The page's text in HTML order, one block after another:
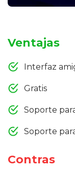
Ventajas
Interfaz
Gratis
Soporte
Soporte
Contras